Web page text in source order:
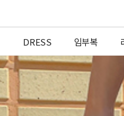
DRESS 임부복